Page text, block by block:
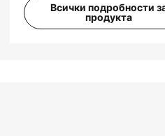
Всички подробности
продукта